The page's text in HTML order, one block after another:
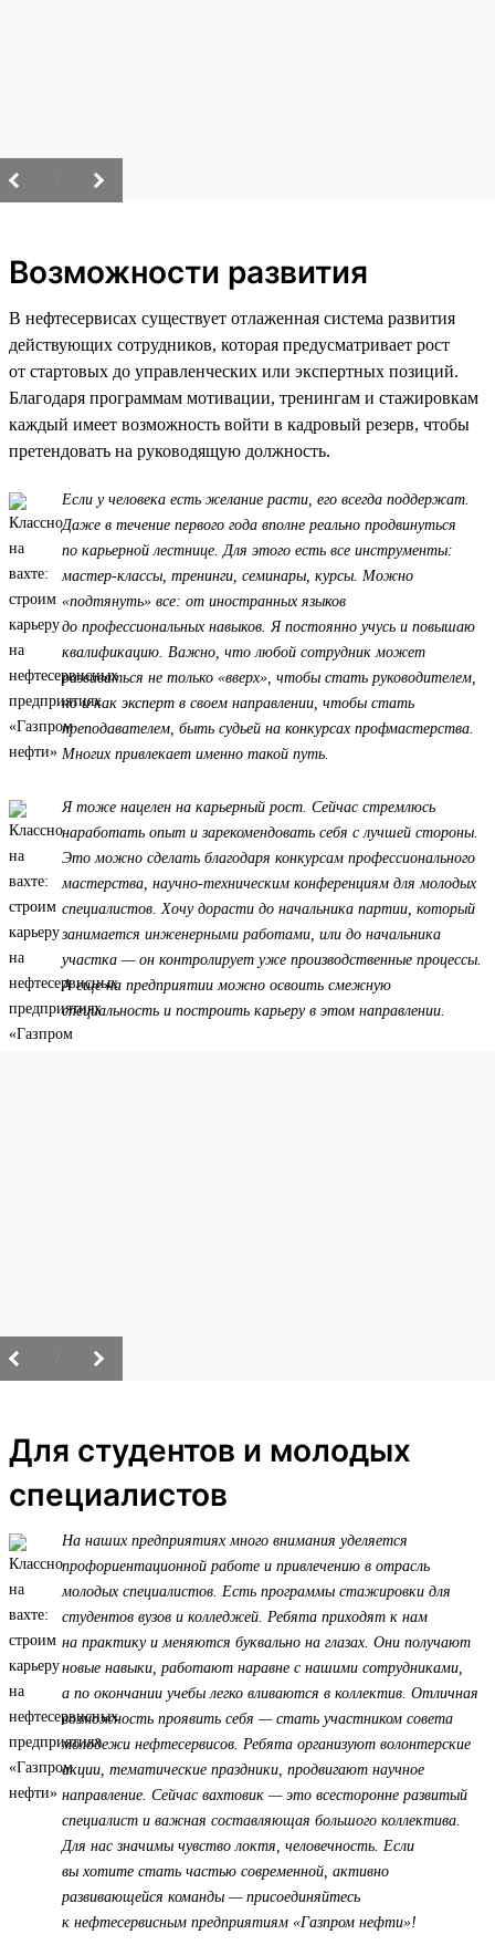
Возможности развития
В нефтесервисах существует отлаженная система развития
действующих сотрудников, которая предусматривает рост
от стартовых до управленческих или экспертных позиций.
Благодаря программам мотивации, тренингам и стажировкам
каждый имеет возможность войти в кадровый резерв, чтобы
претендовать на руководящую должность.
Если у человека есть желание расти, его всегда поддержат.
Даже в течение первого года вполне реально продвинуться
по карьерной лестнице. Для этого есть все инструменты:
мастер-классы, тренинги, семинары, курсы. Можно
«подтянуть» все: от иностранных языков
до профессиональных навыков. Я постоянно учусь и повышаю
квалификацию. Важно, что любой сотрудник может
развиваться не только «вверх», чтобы стать руководителем,
но и как эксперт в своем направлении, чтобы стать
преподавателем, быть судьей на конкурсах профмастерства.
Многих привлекает именно такой путь.
Я тоже нацелен на карьерный рост. Сейчас стремлюсь
наработать опыт и зарекомендовать себя с лучшей стороны.
Это можно сделать благодаря конкурсам профессионального
мастерства, научно-техническим конференциям для молодых
специалистов. Хочу дорасти до начальника партии, который
занимается инженерными работами, или до начальника
участка — он контролирует уже производственные процессы.
А еще на предприятии можно освоить смежную
специальность и построить карьеру в этом направлении.
Для студентов и молодых
специалистов
На наших предприятиях много внимания уделяется
профориентационной работе и привлечению в отрасль
молодых специалистов. Есть программы стажировки для
студентов вузов и колледжей. Ребята приходят к нам
на практику и меняются буквально на глазах. Они получают
новые навыки, работают наравне с нашими сотрудниками,
а по окончании учебы легко вливаются в коллектив. Отличная
возможность проявить себя — стать участником совета
молодежи нефтесервисов. Ребята организуют волонтерские
акции, тематические праздники, продвигают научное
направление. Сейчас вахтовик — это всесторонне развитый
специалист и важная составляющая большого коллектива.
Для нас значимы чувство локтя, человечность. Если
вы хотите стать частью современной, активно
развивающейся команды — присоединяйтесь
к нефтесервисным предприятиям «Газпром нефти»!